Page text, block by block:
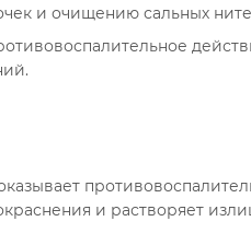
и очищению сальных
и растворяет